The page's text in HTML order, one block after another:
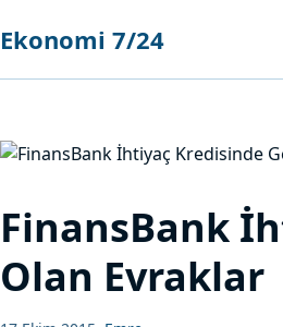
Ekonomi 7/24
FinansBank
Olan Evraklar